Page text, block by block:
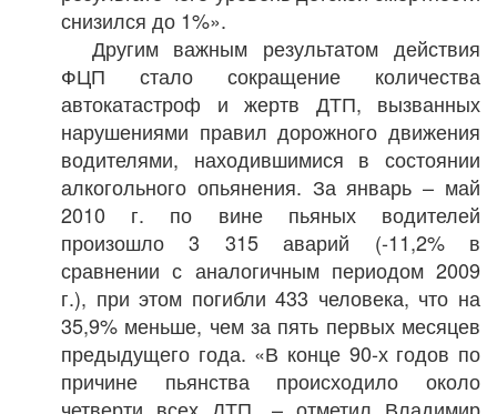
снизился до 1%».
Другим важным результатом действия
ФЦП стало сокращение количества
автокатастроф и жертв ДТП, вызванных
нарушениями правил дорожного движения
водителями, находившимися в состоянии
алкогольного опьянения. За январь – май
2010 г. по вине пьяных водителей
произошло 3 315 аварий (-11,2% в
сравнении с аналогичным периодом 2009
г.), при этом погибли 433 человека, что на
35,9% меньше, чем за пять первых месяцев
предыдущего года. «В конце 90-х годов по
причине пьянства происходило около